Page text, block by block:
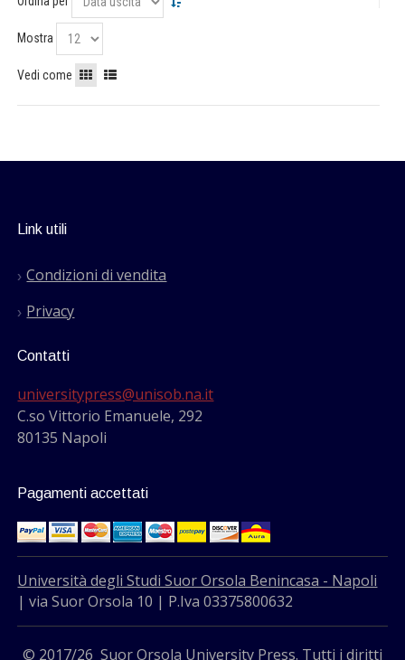
Mostra
Vedi come
Link utili
Condizioni di vendita
Privacy
Contatti
universitypress@unisob.na.it
C.so Vittorio Emanuele, 292
80135 Napoli
Pagamenti accettati
Università degli Studi Suor Orsola Benincasa - Napoli
| via Suor Orsola 10 | P.Iva 03375800632
© 2017/26 Suor Orsola University Press. Tutti i diritti